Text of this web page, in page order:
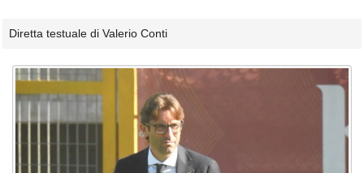
Diretta testuale di Valerio Conti